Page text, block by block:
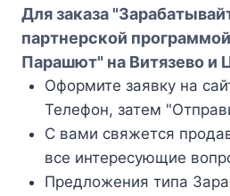
Для заказа
партнерской
Парашют" на Витязево и
Оформите заявку на
Телефон, затем
С вами свяжется
все интересующие
Предложения типа